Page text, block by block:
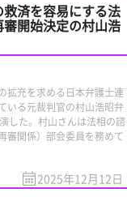
救済を容易にする法
開始決定の村山浩
拡充を求める日本弁護士連
いる元裁判官の村山浩昭弁
した。村山さんは法相の諮
審関係）部会委員を務めて
2025年12月12日